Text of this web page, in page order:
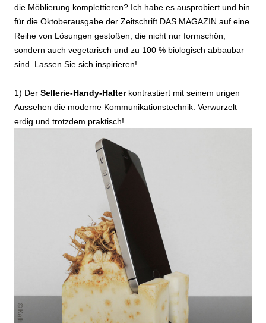
die Möblierung komplettieren? Ich habe es ausprobiert und bin
für die Oktoberausgabe der Zeitschrift DAS MAGAZIN auf eine
Reihe von Lösungen gestoßen, die nicht nur formschön,
sondern auch vegetarisch und zu 100 % biologisch abbaubar
sind. Lassen Sie sich inspirieren!
1) Der Sellerie-Handy-Halterkontrastiert mit seinem urigen
Aussehen die moderne Kommunikationstechnik. Verwurzelt
erdig und trotzdem praktisch!